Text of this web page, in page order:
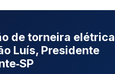
de torneira elétrica
Luís, Presidente